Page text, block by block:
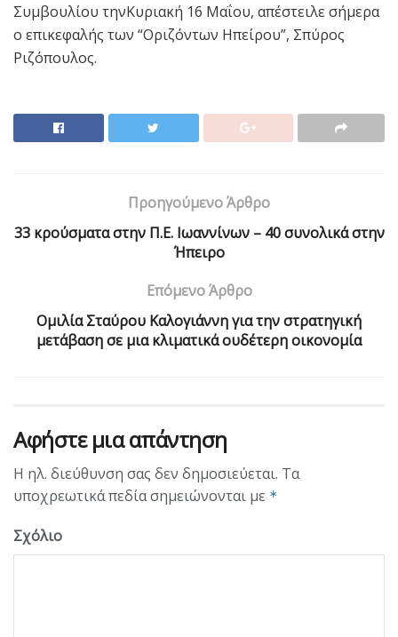
Συμβουλίου τηνΚυριακή 16 Μαΐου, απέστειλε σήμερα
ο επικεφαλής των “Οριζόντων Ηπείρου”, Σπύρος
Ριζόπουλος.
Προηγούμενο Άρθρο
33 κρούσματα στην Π.Ε. Ιωαννίνων – 40 συνολικά στην
Ήπειρο
Επόμενο Άρθρο
Ομιλία Σταύρου Καλογιάννη για την στρατηγική
μετάβαση σε μια κλιματικά ουδέτερη οικονομία
Αφήστε μια απάντηση
Η ηλ. διεύθυνση σας δεν δημοσιεύεται. Τα
υποχρεωτικά πεδία σημειώνονται με *
Σχόλιο